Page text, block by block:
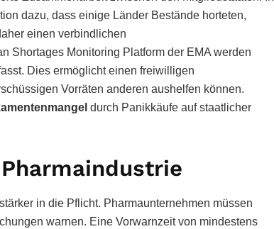
dazu, dass einige Länder Bestände horteten,
einen verbindlichen
Shortages Monitoring Platform der EMA werden
Dies ermöglicht einen freiwilligen
Vorräten anderen aushelfen können.
durch Panikkäufe auf staatlicher
in die Pflicht. Pharmaunternehmen müssen
warnen. Eine Vorwarnzeit von mindestens